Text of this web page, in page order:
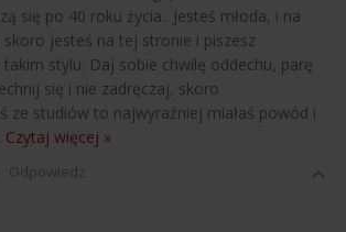
się po 40 roku życia.. Jesteś młoda, i na
jesteś na tej stronie i piszesz
stylu. Daj sobie chwilę oddechu, parę
się i nie zadręczaj, skoro
ze studiów to najwyraźniej miałaś powód i
Czytaj więcej »
Odpowiedz